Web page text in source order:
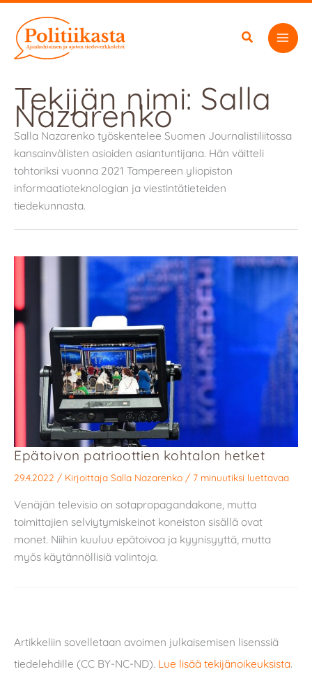
sisältöön
Tekijän nimi: Salla
Nazarenko
Salla Nazarenko työskentelee Suomen Journalistiliitossa
kansainvälisten asioiden asiantuntijana. Hän väitteli
tohtoriksi vuonna 2021 Tampereen yliopiston
informaatioteknologian ja viestintätieteiden
tiedekunnasta.
Epätoivon patrioottien kohtalon hetket
29.4.2022 / Kirjoittaja Salla Nazarenko / 7 minuutiksi luettavaa
Venäjän televisio on sotapropagandakone, mutta
toimittajien selviytymiskeinot koneiston sisällä ovat
monet. Niihin kuuluu epätoivoa ja kyynisyyttä, mutta
myös käytännöllisiä valintoja.
Artikkeliin sovelletaan avoimen julkaisemisen lisenssiä
tiedelehdille (CC BY-NC-ND). Lue lisää tekijänoikeuksista.